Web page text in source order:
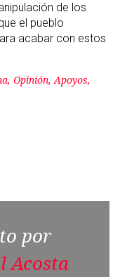
de los
el pueblo
acabar con estos
Opinión, Apoyos,
por
Acosta